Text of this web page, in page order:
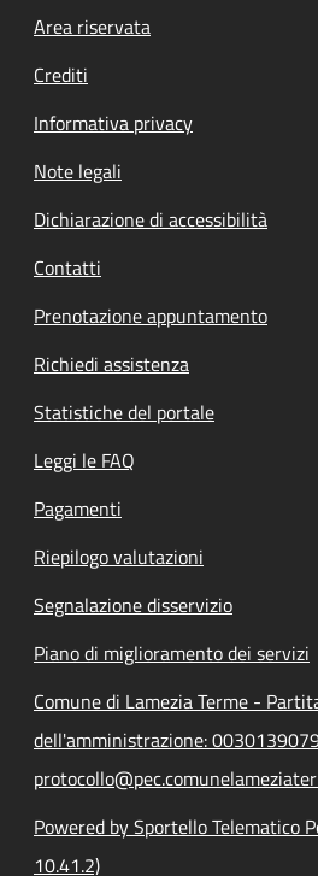
Footer menu
Area riservata
Crediti
Informativa privacy
Note legali
Dichiarazione di accessibilità
Contatti
Prenotazione appuntamento
Richiedi assistenza
Statistiche del portale
Leggi le FAQ
Pagamenti
Riepilogo valutazioni
Segnalazione disservizio
Piano di miglioramento dei servizi
Comune di Lamezia Terme -
dell'amministrazione:
Powered by Sportello Telematico
10.41.2)